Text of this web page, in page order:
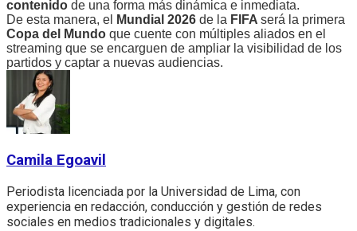
contenido de una forma más dinámica e inmediata.
De esta manera, el
Mundial 2026 de la FIFA será la primera
Copa del Mundo que cuente con múltiples aliados en el
streaming que se encarguen de ampliar la visibilidad de los
partidos y captar a nuevas audiencias.
Camila Egoavil
Periodista licenciada por la Universidad de Lima, con
experiencia en redacción, conducción y gestión de redes
sociales en medios tradicionales y digitales.